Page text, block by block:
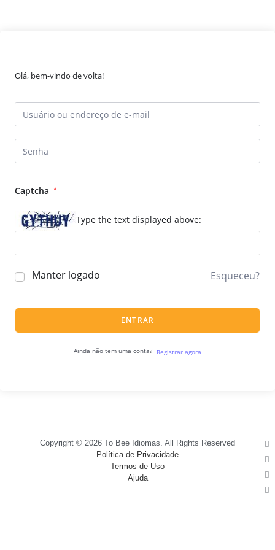
Olá, bem-vindo de volta!
Captcha *
Type the text displayed above:
Manter logado Esqueceu?
ENTRAR
Ainda não tem uma conta? Registrar agora
Copyright © 2026 To Bee Idiomas. All Rights Reserved
Política de Privacidade
Termos de Uso
Ajuda